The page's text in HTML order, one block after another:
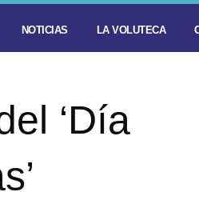
NOTICIAS LA VOLUTECA
‘Día